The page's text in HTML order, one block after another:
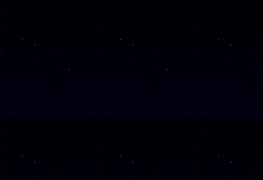
Diese
Klicken Sie Hier
Wochentag
SAMSTAG